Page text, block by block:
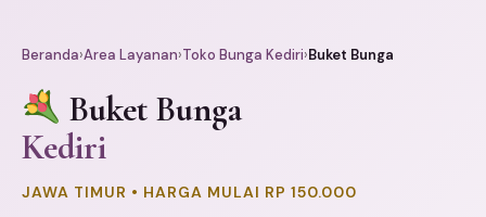
Beranda›Area Layanan›Toko Bunga Kediri›Buket Bunga
Buket Bunga
Kediri
JAWA TIMUR • HARGA MULAI RP 150.000